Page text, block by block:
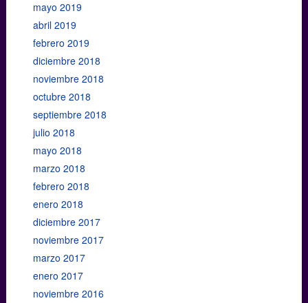
mayo 2019
abril 2019
febrero 2019
diciembre 2018
noviembre 2018
octubre 2018
septiembre 2018
julio 2018
mayo 2018
marzo 2018
febrero 2018
enero 2018
diciembre 2017
noviembre 2017
marzo 2017
enero 2017
noviembre 2016